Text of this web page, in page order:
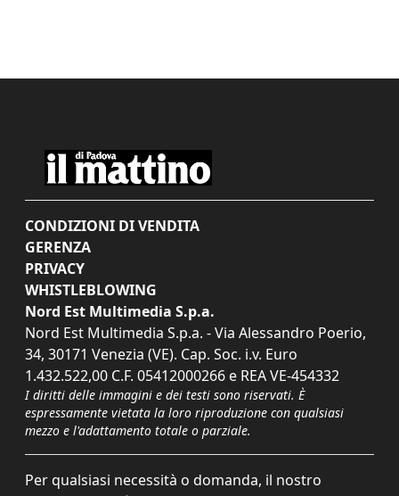
CONDIZIONI DI VENDITA
GERENZA
PRIVACY
WHISTLEBLOWING
Nord Est Multimedia S.p.a.
Nord Est Multimedia S.p.a. - Via Alessandro Poerio,
34, 30171 Venezia (VE). Cap. Soc. i.v. Euro
1.432.522,00 C.F. 05412000266 e REA VE-454332
I diritti delle immagini e dei testi sono riservati. È
espressamente vietata la loro riproduzione con qualsiasi
mezzo e l'adattamento totale o parziale.
Per qualsiasi necessità o domanda, il nostro